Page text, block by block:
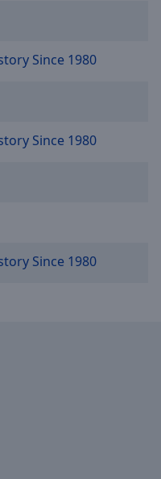
Since 1980
Since 1980
Since 1980